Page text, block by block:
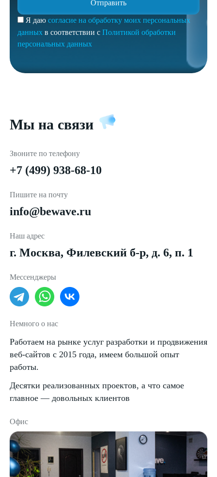
Я даю согласие на обработку моих персональных
данных в соответствии с Политикой обработки
персональных данных
Мы на связи
Звоните по телефону
+7 (499) 938-68-10
Пишите на почту
info@bewave.ru
Наш адрес
г. Москва, Филевский б-р, д. 6, п. 1
Мессенджеры
Немного о нас
Работаем на рынке услуг разработки и продвижения
веб-сайтов с 2015 года, имеем большой опыт
работы.
Десятки реализованных проектов, а что самое
главное — довольных клиентов
Офис